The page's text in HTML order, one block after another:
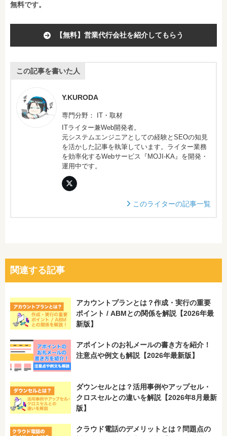
無料です。
【無料】営業代行会社を紹介してもらう
この記事を書いた人
Y.KURODA
専門分野： IT・取材
ITライター兼Web開発者。
元システムエンジニアとしての経験とSEOの知見
を活かした記事を執筆しています。ライター業務
を効率化するWebサービス『MOJI-KA』を開発・
運用中です。
このライターの記事一覧
関連する記事
アカウントプランとは？作成・実行の重要
ポイント / ABMとの関係を解説【2026年最
新版】
アポイントのお礼メールの書き方を紹介！
注意点や例文も解説【2026年最新版】
ダウンセルとは？活用事例やアップセル・
クロスセルとの違いを解説【2026年8月最新
版】
クラウド電話のデメリットとは？問題点の